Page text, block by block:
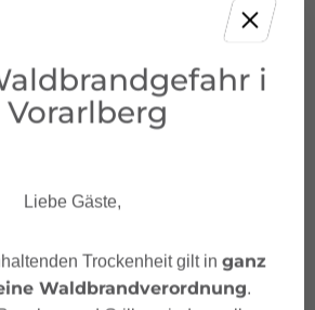
i
Vorarlberg
Liebe Gäste,
Trockenheit gilt in ganz
Waldbrandverordnung.